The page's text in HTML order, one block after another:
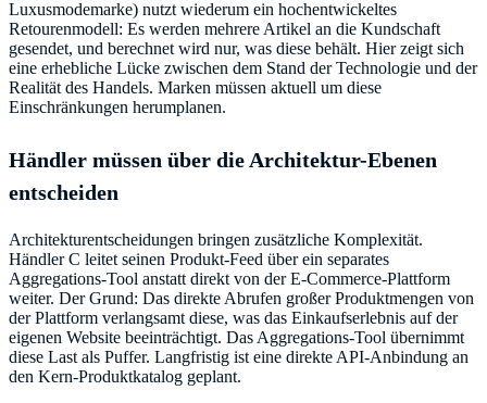
Luxusmodemarke) nutzt wiederum ein hochentwickeltes
Retourenmodell: Es werden mehrere Artikel an die Kundschaft
gesendet, und berechnet wird nur, was diese behält. Hier zeigt sich
eine erhebliche Lücke zwischen dem Stand der Technologie und der
Realität des Handels. Marken müssen aktuell um diese
Einschränkungen herumplanen.
Händler müssen über die Architektur-Ebenen
entscheiden
Architekturentscheidungen bringen zusätzliche Komplexität.
Händler C leitet seinen Produkt-Feed über ein separates
Aggregations-Tool anstatt direkt von der E-Commerce-Plattform
weiter. Der Grund: Das direkte Abrufen großer Produktmengen von
der Plattform verlangsamt diese, was das Einkaufserlebnis auf der
eigenen Website beeinträchtigt. Das Aggregations-Tool übernimmt
diese Last als Puffer. Langfristig ist eine direkte API-Anbindung an
den Kern-Produktkatalog geplant.